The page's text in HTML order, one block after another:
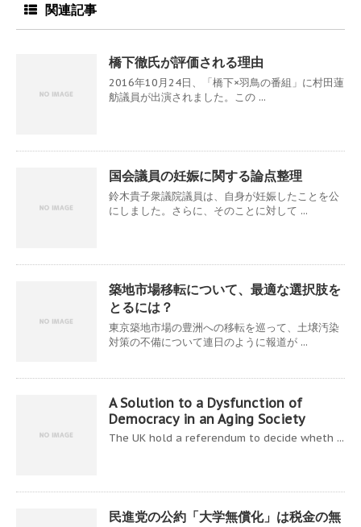
関連記事
橋下徹氏が評価される理由
2016年10月24日、「橋下×羽鳥の番組」に村田蓮
舫議員が出演されました。この ...
国会議員の妊娠に関する論点整理
鈴木貴子衆議院議員は、自身が妊娠したことを公
にしました。さらに、そのことに対して ...
築地市場移転について、最適な選択肢を
とるには？
東京築地市場の豊洲への移転を巡って、土壌汚染
対策の不備について連日のように報道が ...
A Solution to a Dysfunction of
Democracy in an Aging Society
The UK hold a referendum to decide wheth ...
民進党の公約「大学無償化」は税金の無